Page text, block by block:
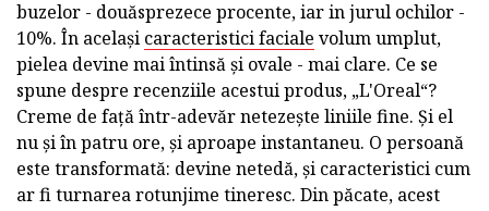
buzelor - douăsprezece procente, iar in jurul ochilor -
10%. În același caracteristici faciale volum umplut,
pielea devine mai întinsă și ovale - mai clare. Ce se
spune despre recenziile acestui produs, „L'Oreal“?
Creme de față într-adevăr netezește liniile fine. Și el
nu și în patru ore, și aproape instantaneu. O persoană
este transformată: devine netedă, și caracteristici cum
ar fi turnarea rotunjime tineresc. Din păcate, acest